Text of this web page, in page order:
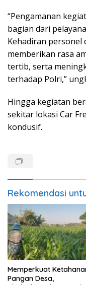
“Pengamanan
bagian dari
Kehadiran personel
memberikan rasa
tertib, serta
terhadap Polri,”
Hingga kegiatan
sekitar lokasi Car
kondusif.
Rekomendasi
Memperkuat
Pangan Desa,